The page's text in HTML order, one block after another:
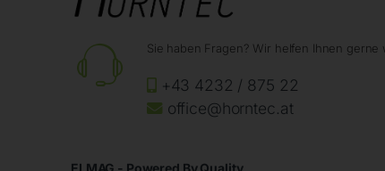
Sie haben Fragen? Wir helfen Ihnen gerne
+43 4232 / 875 22
office@horntec.at
ELMAG - Powered By Quality